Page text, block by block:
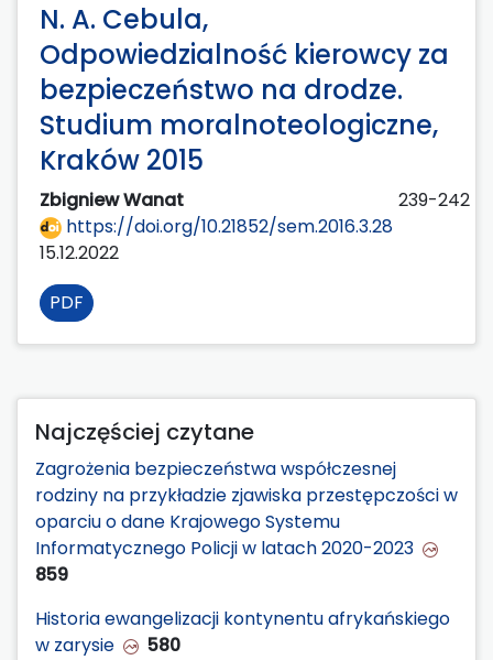
N. A. Cebula,
Odpowiedzialność kierowcy za
bezpieczeństwo na drodze.
Studium moralnoteologiczne,
Kraków 2015
Zbigniew Wanat
239-242
https://doi.org/10.21852/sem.2016.3.28
15.12.2022
PDF
Najczęściej czytane
Zagrożenia bezpieczeństwa współczesnej
rodziny na przykładzie zjawiska przestępczości w
oparciu o dane Krajowego Systemu
Informatycznego Policji w latach 2020-2023
859
Historia ewangelizacji kontynentu afrykańskiego
w zarysie
580